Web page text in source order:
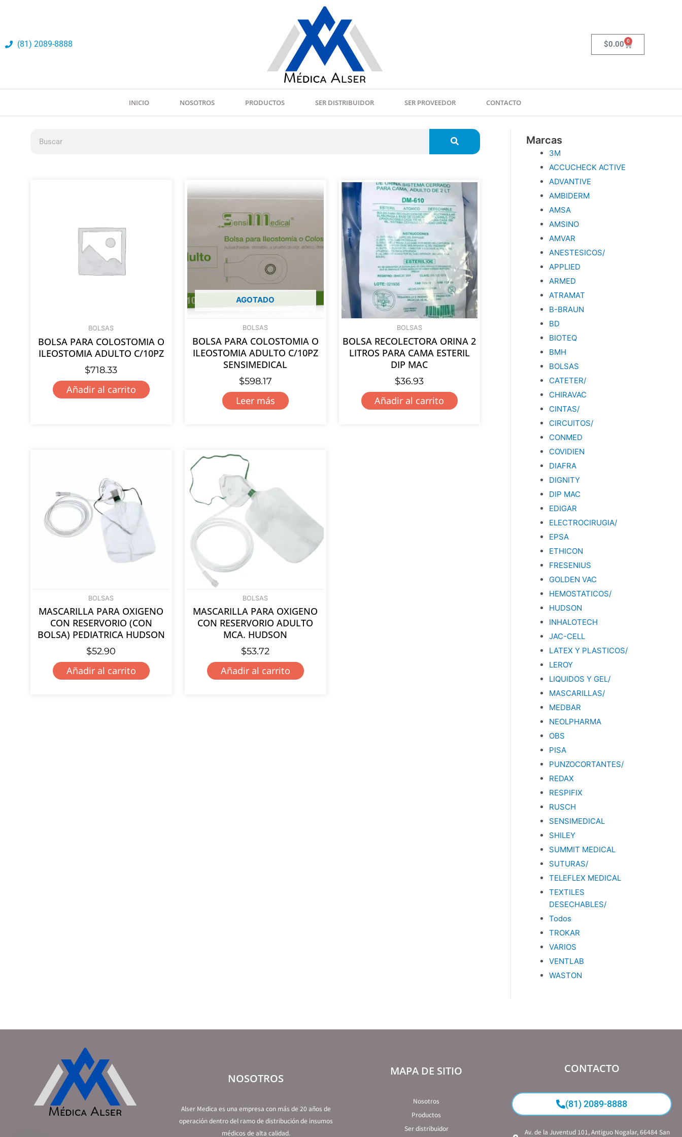
(81) 2089-8888
$0.00 0
Carrito
INICIO NOSOTROS PRODUCTOS SER DISTRIBUIDOR SER PROVEEDOR CONTACTO
BOLSAS
BOLSA PARA COLOSTOMIA O
ILEOSTOMIA ADULTO C/10PZ
$718.33
Añadir al carrito
AGOTADO
BOLSAS
BOLSA PARA COLOSTOMIA O
ILEOSTOMIA ADULTO C/10PZ
SENSIMEDICAL
$598.17
Leer más
BOLSAS
BOLSA RECOLECTORA ORINA 2
LITROS PARA CAMA ESTERIL
DIP MAC
$36.93
Añadir al carrito
BOLSAS
MASCARILLA PARA OXIGENO
CON RESERVORIO (CON
BOLSA) PEDIATRICA HUDSON
$52.90
Añadir al carrito
BOLSAS
MASCARILLA PARA OXIGENO
CON RESERVORIO ADULTO
MCA. HUDSON
$53.72
Añadir al carrito
Marcas
3M
ACCUCHECK ACTIVE
ADVANTIVE
AMBIDERM
AMSA
AMSINO
AMVAR
ANESTESICOS/
APPLIED
ARMED
ATRAMAT
B-BRAUN
BD
BIOTEQ
BMH
BOLSAS
CATETER/
CHIRAVAC
CINTAS/
CIRCUITOS/
CONMED
COVIDIEN
DIAFRA
DIGNITY
DIP MAC
EDIGAR
ELECTROCIRUGIA/
EPSA
ETHICON
FRESENIUS
GOLDEN VAC
HEMOSTATICOS/
HUDSON
INHALOTECH
JAC-CELL
LATEX Y PLASTICOS/
LEROY
LIQUIDOS Y GEL/
MASCARILLAS/
MEDBAR
NEOLPHARMA
OBS
PISA
PUNZOCORTANTES/
REDAX
RESPIFIX
RUSCH
SENSIMEDICAL
SHILEY
SUMMIT MEDICAL
SUTURAS/
TELEFLEX MEDICAL
TEXTILES
DESECHABLES/
Todos
TROKAR
VARIOS
VENTLAB
WASTON
NOSOTROS
Alser Medica es una empresa con más de 20 años de
operación dentro del ramo de distribución de insumos
médicos de alta calidad.
MAPA DE SITIO
Nosotros
Productos
Ser distribuidor
CONTACTO
(81) 2089-8888
Av. de la Juventud 101, Antiguo Nogalar, 66484 San